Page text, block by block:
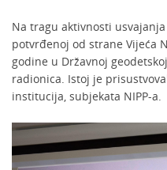
Na tragu aktivnosti
potvrđenoj od strane Vijeća
godine u Državnoj
radionica. Istoj je
institucija, subjekata NIPP-a.